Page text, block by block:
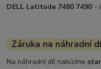
DELL Latitude 7480 7490 -
Záruka na náhradní
Na náhradní díl nabízíme